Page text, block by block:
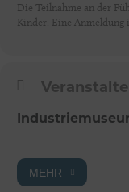
Die Teilnahme an der
Kinder. Eine
MEHR